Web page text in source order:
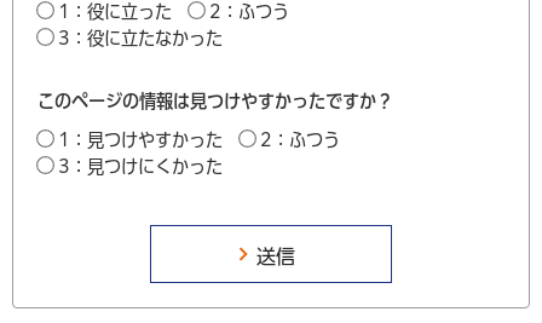
1：役に立った
2：ふつう
3：役に立たなかった
このページの情報は見つけやすかったですか？
1：見つけやすかった
2：ふつう
3：見つけにくかった